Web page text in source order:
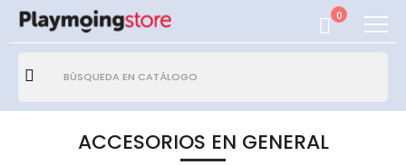
0
ACCESORIOS EN GENERAL